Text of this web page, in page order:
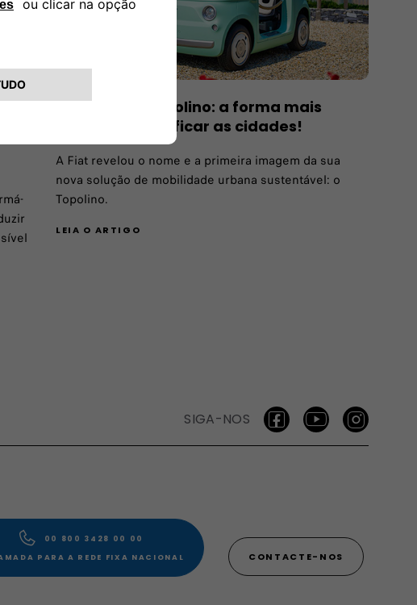
O novo Fiat Topolino: a forma mais
bonita de eletrificar as cidades!
A Fiat revelou o nome e a primeira imagem da sua
nova solução de mobilidade urbana sustentável: o
Topolino.
LEIA O ARTIGO
SIGA-NOS
00 800 3428 00 00​
PARA A REDE FIXA NACIONAL
CONTACTE-NOS